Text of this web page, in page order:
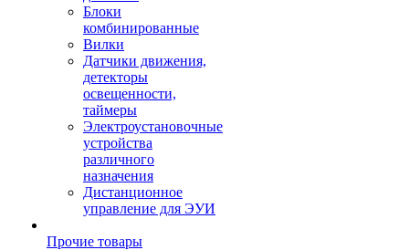
Блоки
комбинированные
Вилки
Датчики движения,
детекторы
освещенности,
таймеры
Электроустановочные
устройства
различного
назначения
Дистанционное
управление для ЭУИ
Прочие товары